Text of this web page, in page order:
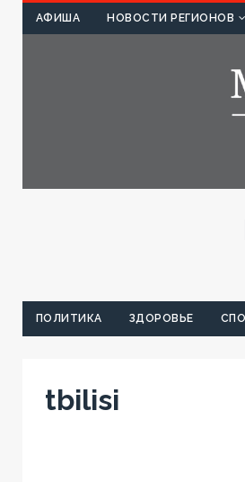
АФИША НОВОСТИ РЕГИОНОВ
ПОЛИТИКА ЗДОРОВЬЕ
tbilisi